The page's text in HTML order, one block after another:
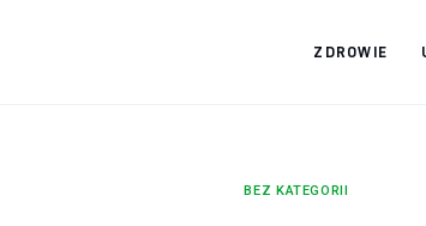
ZDROWIE
BEZ KATEGORII